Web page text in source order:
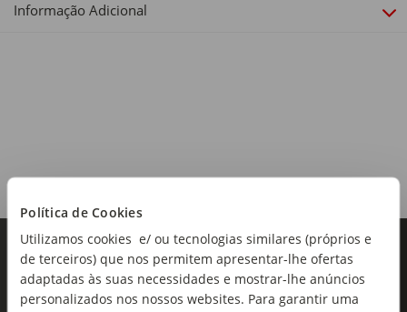
Política de Cookies
Utilizamos cookies e/ ou tecnologias similares (próprios e
de terceiros) que nos permitem apresentar-lhe ofertas
adaptadas às suas necessidades e mostrar-lhe anúncios
personalizados nos nossos websites. Para garantir uma
Informação Adicional